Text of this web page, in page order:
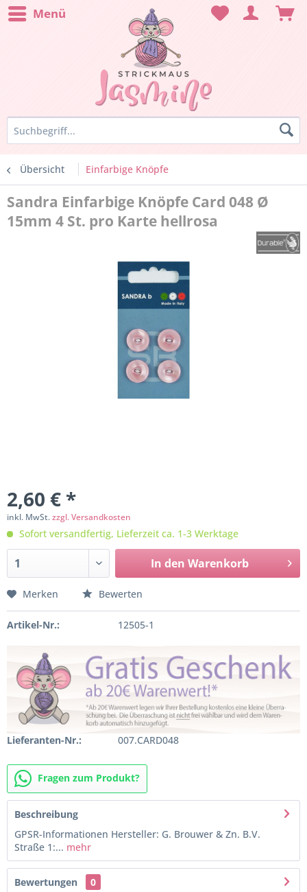
Menü
Übersicht Einfarbige Knöpfe
Sandra Einfarbige Knöpfe Card 048 Ø
15mm 4 St. pro Karte hellrosa
2,60 € *
inkl. MwSt.zzgl. Versandkosten
Sofort versandfertig, Lieferzeit ca. 1-3 Werktage
In den Warenkorb
Merken Bewerten
Artikel-Nr.: 12505-1
Lieferanten-Nr.: 007.CARD048
Fragen zum Produkt?
Beschreibung
GPSR-Informationen Hersteller: G. Brouwer & Zn. B.V.
Straße 1:... mehr
Bewertungen
0